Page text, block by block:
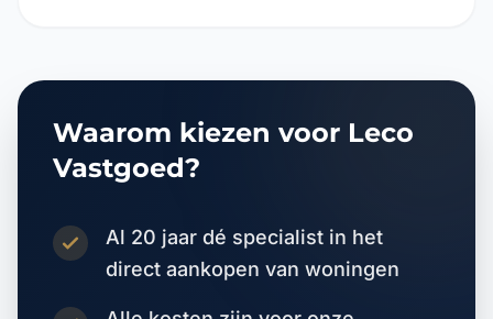
Waarom kiezen voor Leco
Vastgoed?
Al 20 jaar dé specialist in het
direct aankopen van woningen